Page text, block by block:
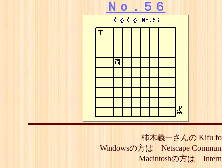
Ｎｏ．５６
柿木義一さんの Kifu
Windowsの方は Netscape
Macintoshの方は